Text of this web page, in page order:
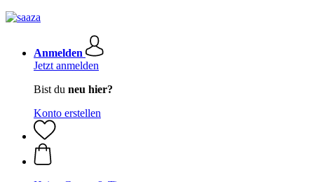
Anmelden
Jetzt anmelden
Bist du neu hier?
Konto erstellen